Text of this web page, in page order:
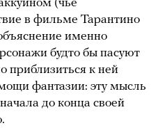
(чье
в фильме Тарантино
именно
будто бы пасуют
приблизиться к ней
фантазии: эту мысль
до конца своей